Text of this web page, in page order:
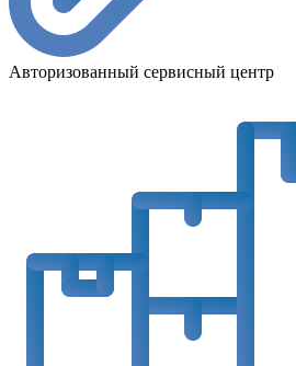
Авторизованный сервисный центр